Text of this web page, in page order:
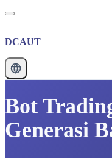
DCAUT
Bot
Generasi